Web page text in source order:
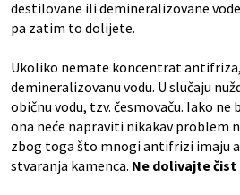
destilovane ili demineralizovane
pa zatim to dolijete.
Ukoliko nemate koncentrat
demineralizovanu vodu. U slučaju
običnu vodu, tzv. česmovaču. Iako
ona neće napraviti nikakav problem
zbog toga što mnogi antifrizi imaju
stvaranja kamenca. Ne dolivajte